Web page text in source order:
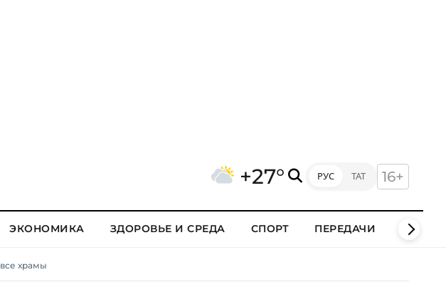
+27° РУС ТАТ 16+
ЭКОНОМИКА ЗДОРОВЬЕ И СРЕДА СПОРТ ПЕРЕДАЧИ КЛИПЫ
храмы